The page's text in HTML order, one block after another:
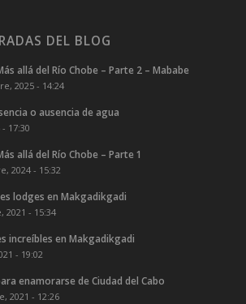
DEL BLOG
allá del Río Chobe – Parte 2 – Mababe
2025 - 14:24
o ausencia de agua
17:30
allá del Río Chobe – Parte 1
2024 - 15:32
lodges en Makgadikgadi
2021 - 15:34
increíbles en Makgadikgadi
- 19:02
enamorarse de Ciudad del Cabo
2021 - 12:26